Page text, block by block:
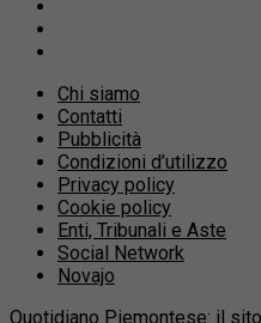
Chi siamo
Contatti
Pubblicità
Condizioni d’utilizzo
Privacy policy
Cookie policy
Enti, Tribunali e Aste
Social Network
Novajo
Quotidiano Piemontese: il